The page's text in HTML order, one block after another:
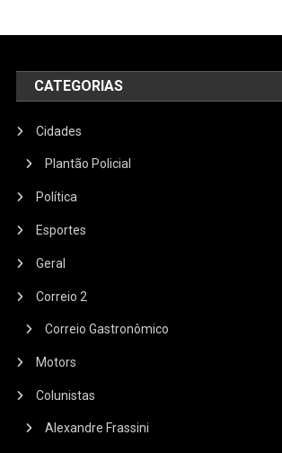
CATEGORIAS
Cidades
Plantão Policial
Política
Esportes
Geral
Correio 2
Correio Gastronômico
Motors
Colunistas
Alexandre Frassini